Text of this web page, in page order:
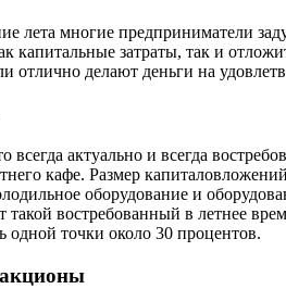
лета многие предприниматели
капитальные затраты, так и
отлично делают деньги на
всегда актуально и всегда
кафе. Размер
оборудование и
такой востребованный в летнее
одной точки около 30 процентов.